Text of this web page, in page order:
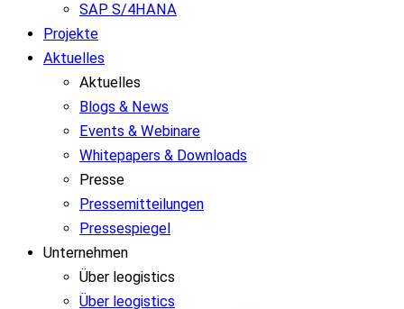
SAP S/4HANA
Projekte
Aktuelles
Aktuelles
Blogs & News
Events & Webinare
Whitepapers & Downloads
Presse
Pressemitteilungen
Pressespiegel
Unternehmen
Über leogistics
Über leogistics